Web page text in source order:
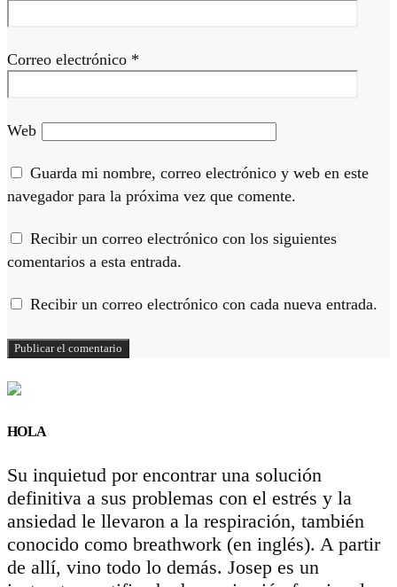
Correo electrónico *
Web
Guarda mi nombre, correo electrónico y web en este
navegador para la próxima vez que comente.
Recibir un correo electrónico con los siguientes
comentarios a esta entrada.
Recibir un correo electrónico con cada nueva entrada.
HOLA
Su inquietud por encontrar una solución
definitiva a sus problemas con el estrés y la
ansiedad le llevaron a la respiración, también
conocido como breathwork (en inglés). A partir
de allí, vino todo lo demás. Josep es un